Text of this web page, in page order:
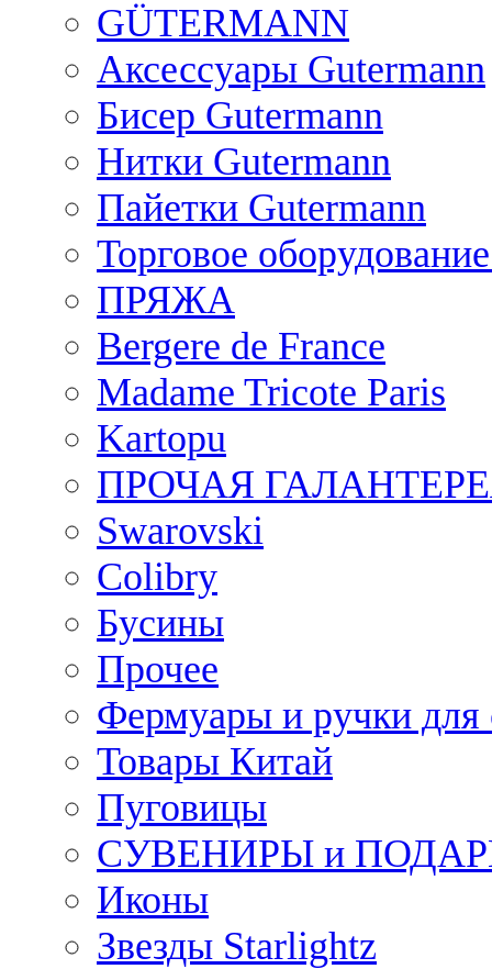
GÜTERMANN
Аксессуары Gutermann
Бисер Gutermann
Нитки Gutermann
Пайетки Gutermann
Торговое
ПРЯЖА
Bergere de France
Madame Tricote Paris
Kartopu
ПРОЧАЯ
Swarovski
Colibry
Бусины
Прочее
Фермуары и ручки для
Товары Китай
Пуговицы
СУВЕНИРЫ и
Иконы
Звезды Starlightz